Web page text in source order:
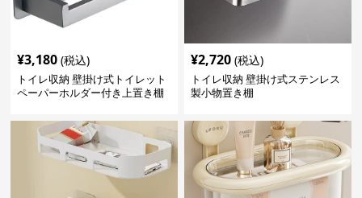
¥3,180 (税込)
トイレ収納 壁掛け式トイレット
ペーパーホルダー付き上置き棚
¥2,720 (税込)
トイレ収納 壁掛け式ステンレス
製小物置き棚